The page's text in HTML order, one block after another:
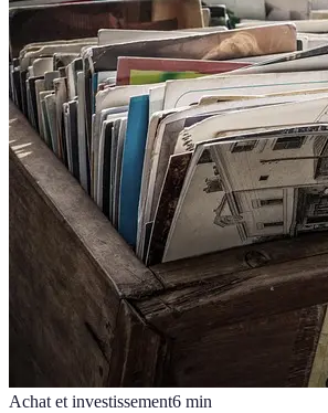
Achat et investissement6 min